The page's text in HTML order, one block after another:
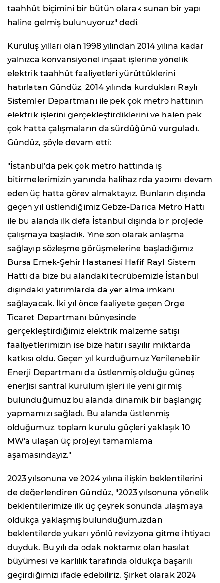
taahhüt biçimini bir bütün olarak sunan bir yapı
haline gelmiş bulunuyoruz" dedi.
Kuruluş yılları olan 1998 yılından 2014 yılına kadar
yalnızca konvansiyonel inşaat işlerine yönelik
elektrik taahhüt faaliyetleri yürüttüklerini
hatırlatan Gündüz, 2014 yılında kurdukları Raylı
Sistemler Departmanı ile pek çok metro hattının
elektrik işlerini gerçekleştirdiklerini ve halen pek
çok hatta çalışmaların da sürdüğünü vurguladı.
Gündüz, şöyle devam etti:
"İstanbul'da pek çok metro hattında iş
bitirmelerimizin yanında halihazırda yapımı devam
eden üç hatta görev almaktayız. Bunların dışında
geçen yıl üstlendiğimiz Gebze-Darıca Metro Hattı
ile bu alanda ilk defa İstanbul dışında bir projede
çalışmaya başladık. Yine son olarak anlaşma
sağlayıp sözleşme görüşmelerine başladığımız
Bursa Emek-Şehir Hastanesi Hafif Raylı Sistem
Hattı da bize bu alandaki tecrübemizle İstanbul
dışındaki yatırımlarda da yer alma imkanı
sağlayacak. İki yıl önce faaliyete geçen Orge
Ticaret Departmanı bünyesinde
gerçekleştirdiğimiz elektrik malzeme satışı
faaliyetlerimizin ise bize hatırı sayılır miktarda
katkısı oldu. Geçen yıl kurduğumuz Yenilenebilir
Enerji Departmanı da üstlenmiş olduğu güneş
enerjisi santral kurulum işleri ile yeni girmiş
bulunduğumuz bu alanda dinamik bir başlangıç
yapmamızı sağladı. Bu alanda üstlenmiş
olduğumuz, toplam kurulu güçleri yaklaşık 10
MW'a ulaşan üç projeyi tamamlama
aşamasındayız."
2023 yılsonuna ve 2024 yılına ilişkin beklentilerini
de değerlendiren Gündüz, "2023 yılsonuna yönelik
beklentilerimize ilk üç çeyrek sonunda ulaşmaya
oldukça yaklaşmış bulunduğumuzdan
beklentilerde yukarı yönlü revizyona gitme ihtiyacı
duyduk. Bu yılı da odak noktamız olan hasılat
büyümesi ve karlılık tarafında oldukça başarılı
geçirdiğimizi ifade edebiliriz. Şirket olarak 2024